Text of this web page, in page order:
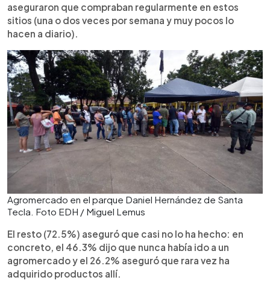
aseguraron que compraban regularmente en estos
sitios (una o dos veces por semana y muy pocos lo
hacen a diario).
Agromercado en el parque Daniel Hernández de Santa
Tecla. Foto EDH / Miguel Lemus
El resto (72.5%) aseguró que casi no lo ha hecho: en
concreto, el 46.3% dijo que nunca había ido a un
agromercado y el 26.2% aseguró que rara vez ha
adquirido productos allí.